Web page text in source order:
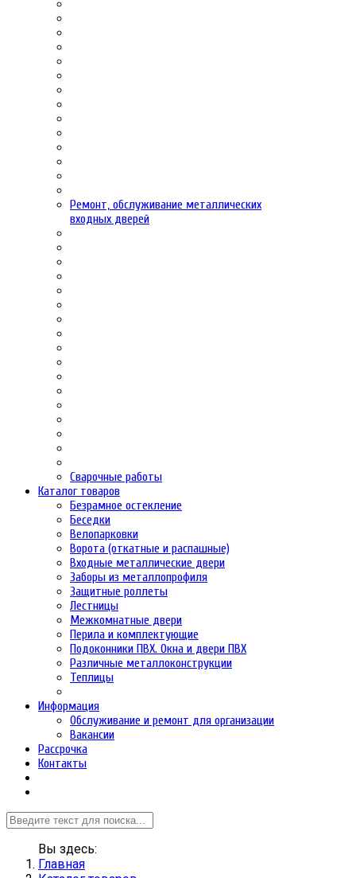
Ремонт, обслуживание металлических
входных дверей
Сварочные работы
Каталог товаров
Безрамное остекление
Беседки
Велопарковки
Ворота (откатные и распашные)
Входные металлические двери
Заборы из металлопрофиля
Защитные роллеты
Лестницы
Межкомнатные двери
Перила и комплектующие
Подоконники ПВХ. Окна и двери ПВХ
Различные металлоконструкции
Теплицы
Информация
Обслуживание и ремонт для организации
Вакансии
Рассрочка
Контакты
Вы здесь:
Главная